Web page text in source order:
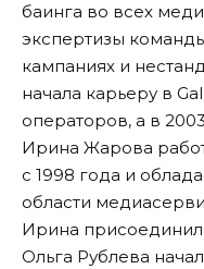
баинга во всех
экспертизы
кампаниях и
начала карьеру в
операторов, а в
Ирина Жарова
с 1998 года и
области
Ирина
Ольга Рублева